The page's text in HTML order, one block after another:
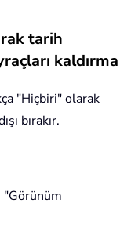
tarih
kaldırma
"Hiçbiri" olarak
bırakır.